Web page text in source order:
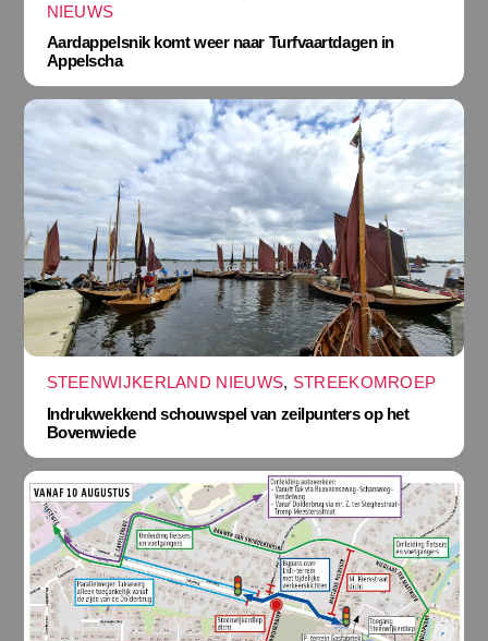
NIEUWS
Aardappelsnik komt weer naar Turfvaartdagen in
Appelscha
STEENWIJKERLAND NIEUWS, STREEKOMROEP
Indrukwekkend schouwspel van zeilpunters op het
Bovenwiede